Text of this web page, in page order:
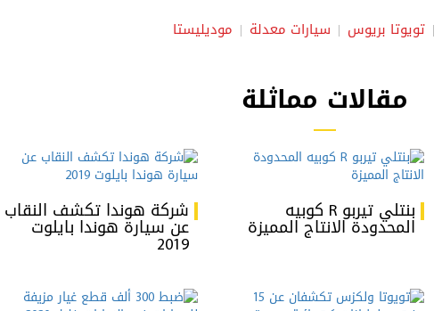
تويوتا بريوس سيارات معدلة موديليستا
مقالات مماثلة
بنتلي تيربو R كوبيه
المحدودة الانتاج المميزة
شركة هوندا تكشف النقاب
عن سيارة هوندا بايلوت
2019